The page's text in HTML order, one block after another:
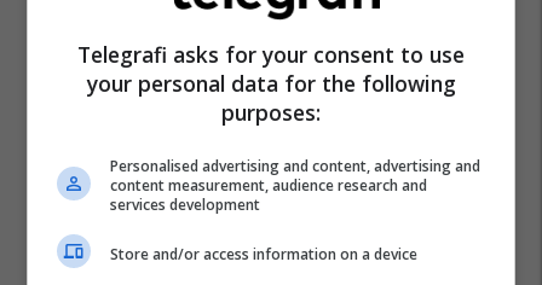
Telegrafi asks for your consent to use
your personal data for the following
purposes:
Personalised advertising and content, advertising and
content measurement, audience research and
services development
Store and/or access information on a device